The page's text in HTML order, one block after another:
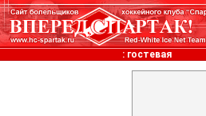
: гостевая